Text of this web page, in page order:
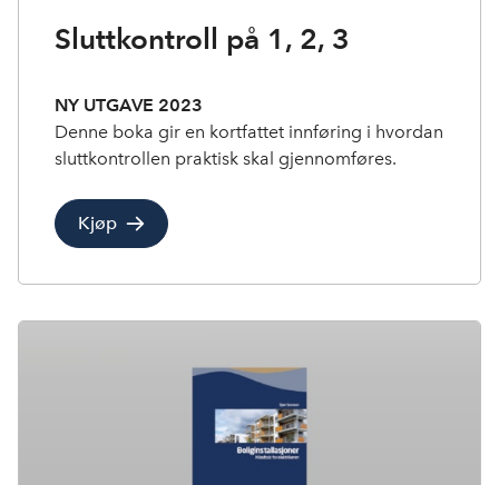
Sluttkontroll på 1, 2, 3
NY UTGAVE 2023
Denne boka gir en kortfattet innføring i hvordan
sluttkontrollen praktisk skal gjennomføres.
Kjøp